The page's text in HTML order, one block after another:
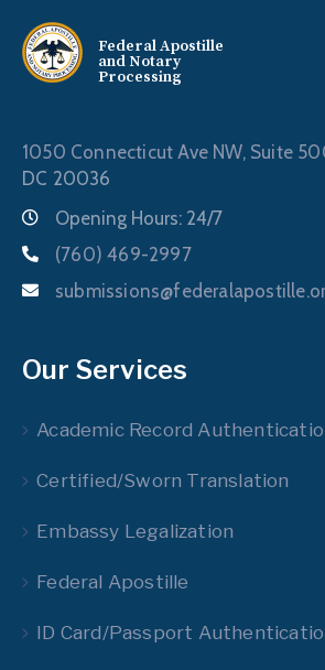
Federal Apostille
and Notary
Processing
1050 Connecticut Ave NW, Suite
DC 20036
Opening Hours: 24/7
(760) 469-2997
Our Services
Academic Record
Certified/Sworn Translation
Embassy Legalization
Federal Apostille
ID Card/Passport